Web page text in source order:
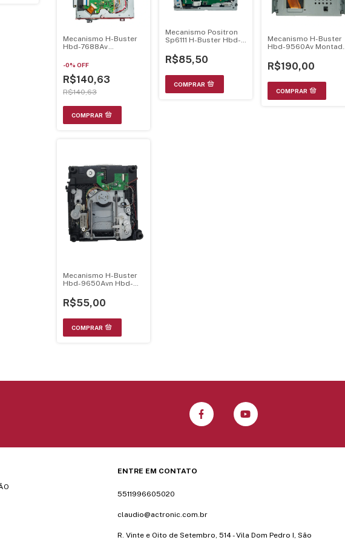
Mecanismo H-Buster
Hbd-7688Av
Optica Hop1200W
-0% OFF
R$140,63
R$140,63
Mecanismo Positron
Sp6111 H-Buster Hbd-
R0-00 Completo C/
Unidade Optica
R$85,50
Mecanismo H-Buster
Hbd-9560Av
Cable E Tela Retratil
R$190,00
Mecanismo H-Buster
Hbd-9650Avn Hbd-
08Ha-Ze-040
R$55,00
ENTRE EM CONTATO
5511996605020
claudio@actronic.com.br
R. Vinte e Oito de Setembro, 514 - Vila Dom Pedro I, São